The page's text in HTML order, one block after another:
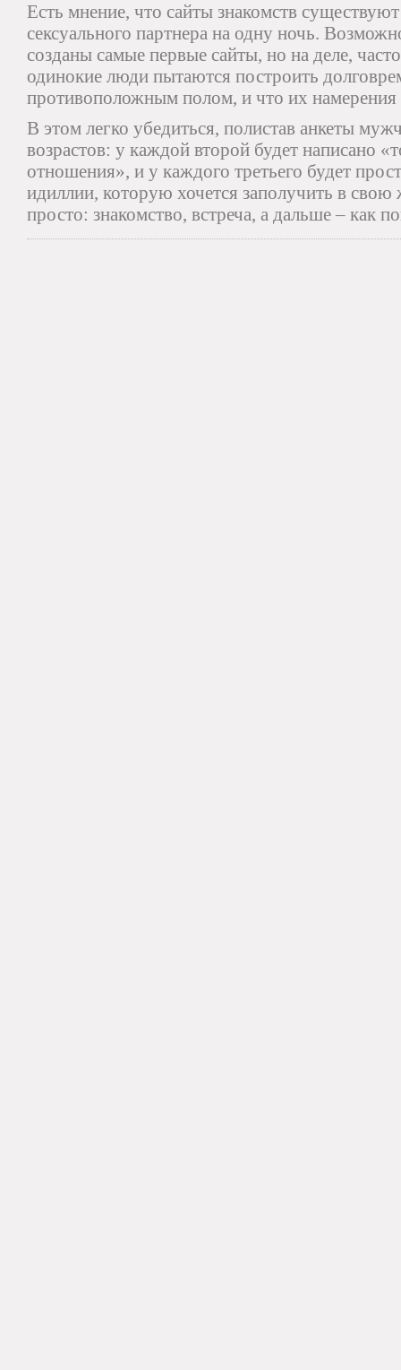
Есть мнение, что сайты знакомств
сексуального партнера на одну ночь.
созданы самые первые сайты, но на деле,
одинокие люди пытаются построить
противоположным полом, и что их намерения
В этом легко убедиться, полистав анкеты
возрастов: у каждой второй будет написано
отношения», и у каждого третьего будет
идиллии, которую хочется заполучить в свою
просто: знакомство, встреча, а дальше – как